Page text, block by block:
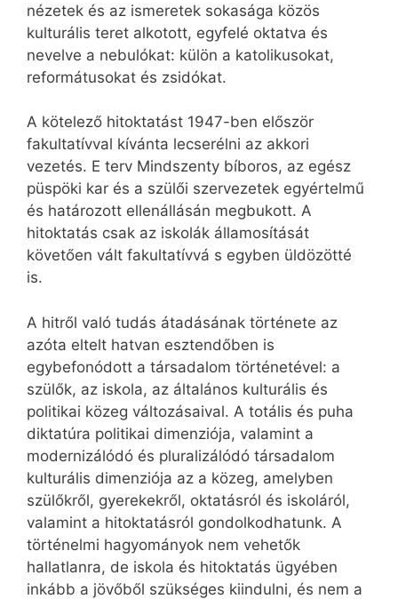
nézetek és az ismeretek sokasága közös
kulturális teret alkotott, egyfelé oktatva és
nevelve a nebulókat: külön a katolikusokat,
reformátusokat és zsidókat.
A kötelező hitoktatást 1947-ben először
fakultatívval kívánta lecserélni az akkori
vezetés. E terv Mindszenty bíboros, az egész
püspöki kar és a szülői szervezetek egyértelmű
és határozott ellenállásán megbukott. A
hitoktatás csak az iskolák államosítását
követően vált fakultatívvá s egyben üldözötté
is.
A hitről való tudás átadásának története az
azóta eltelt hatvan esztendőben is
egybefonódott a társadalom történetével: a
szülők, az iskola, az általános kulturális és
politikai közeg változásaival. A totális és puha
diktatúra politikai dimenziója, valamint a
modernizálódó és pluralizálódó társadalom
kulturális dimenziója az a közeg, amelyben
szülőkről, gyerekekről, oktatásról és iskoláról,
valamint a hitoktatásról gondolkodhatunk. A
történelmi hagyományok nem vehetők
hallatlanra, de iskola és hitoktatás ügyében
inkább a jövőből szükséges kiindulni, és nem a